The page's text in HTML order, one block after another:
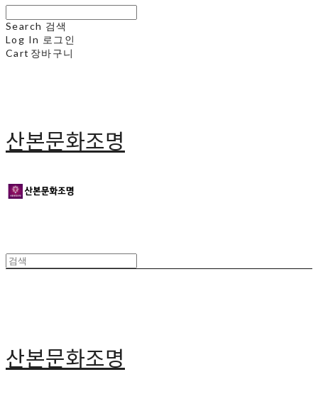
Search 검색
Log In 로그인
Cart 장바구니
산본문화조명
산본문화조명